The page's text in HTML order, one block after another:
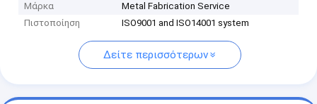
Μάρκα
Metal Fabrication Service
Πιστοποίηση
ISO9001 and ISO14001 system
Δείτε περισσότερων